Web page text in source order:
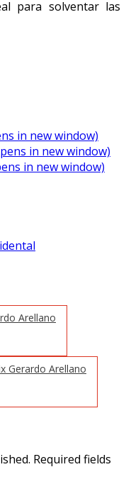
para solventar las
in new window)
in new window)
in new window)
Arellano
Gerardo Arellano
Required fields